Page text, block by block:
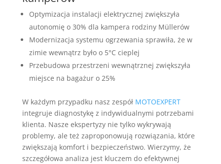
Optymizacja instalacji elektrycznej zwiększyła
autonomię o 30% dla kampera rodziny Müllerów
Modernizacja systemu ogrzewania sprawiła, że w
zimie wewnątrz było o 5°C cieplej
Przebudowa przestrzeni wewnątrznej zwiększyła
miejsce na bagażur o 25%
W każdym przypadku nasz zespół MOTOEXPERT
integruje diagnostykę z indywidualnymi potrzebami
klienta. Nasze ekspertyzy nie tylko wykrywają
problemy, ale też zaproponowują rozwiązania, które
zwiększają komfort i bezpieczeństwo. Wierzymy, że
szczegółowa analiza jest kluczem do efektywnej